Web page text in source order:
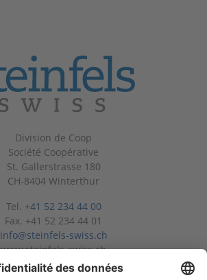
Division de Coop
Société Coopérative
St. Gallerstrasse 180
CH-8404 Winterthur
Tel. +41 52 234 44 00
Fax. +41 52 234 44 01
info@steinfels-swiss.ch
www.steinfels-swiss.ch